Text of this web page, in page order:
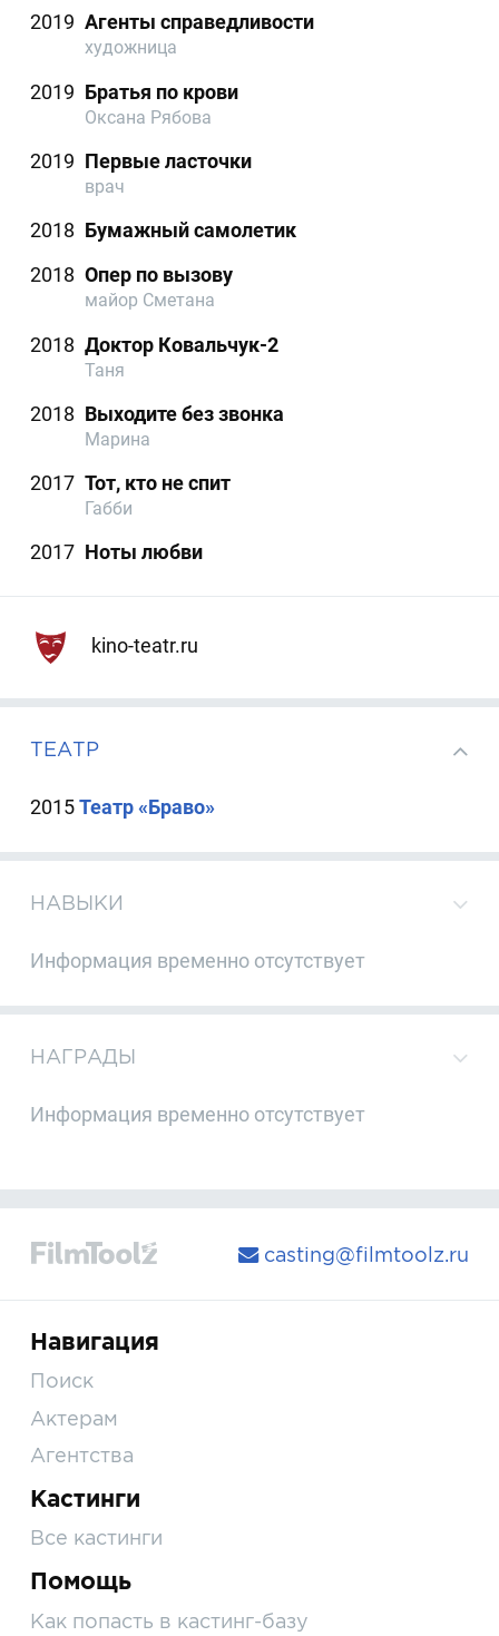
2019 Агенты справедливости
художница
2019 Братья по крови
Оксана Рябова
2019 Первые ласточки
врач
2018 Бумажный самолетик
2018 Опер по вызову
майор Сметана
2018 Доктор Ковальчук-2
Таня
2018 Выходите без звонка
Марина
2017 Тот, кто не спит
Габби
2017 Ноты любви
kino-teatr.ru
ТЕАТР
2015Театр «Браво»
НАВЫКИ
Информация временно отсутствует
НАГРАДЫ
Информация временно отсутствует
casting@filmtoolz.ru
Навигация
Поиск
Актерам
Агентства
Кастинги
Все кастинги
Помощь
Как попасть в кастинг-базу